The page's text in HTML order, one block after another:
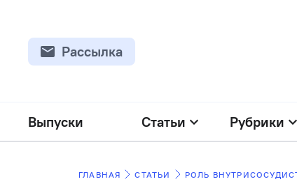
Рассылка
Выпуски Статьи Рубрики
ГЛАВНАЯ СТАТЬИ